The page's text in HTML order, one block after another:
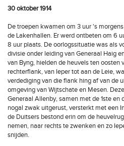
30 oktober 1914
De troepen kwamen om 3 uur 's
de Lakenhallen. Er werd ontbeten om 6
8 uur plaats. De oorlogssituatie was als
divisie onder leiding van Generaal Haig
van Byng, hielden de heuvels ten oosten
rechterflank, van Ieper tot aan de Leie,
verdediging van die flank hing af van de
omgeving van Wijtschate en Mesen.
Generaal Allenby, samen met de 1ste en
nogal zwak uitgerust, versterkt met een
de Duitsers bestond erin om de
nemen, naar rechts te zwenken en zo
snijden.